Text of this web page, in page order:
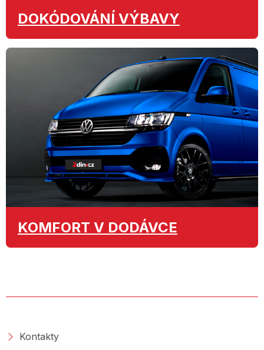
DOKÓDOVÁNÍ VÝBAVY
KOMFORT V DODÁVCE
Kontakty